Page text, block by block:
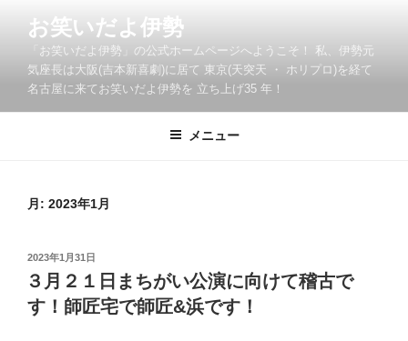
お笑いだよ伊勢
「お笑いだよ伊勢」の公式ホームページへようこそ！ 私、伊勢元
気座長は大阪(吉本新喜劇)に居て 東京(天突天 ・ ホリプロ)を経て
名古屋に来てお笑いだよ伊勢を 立ち上げ35 年！
メニュー
月: 2023年1月
投
稿
日:
2023年1月31日
３月２１日まちがい公演に向けて稽古で
す！師匠宅で師匠&浜です！